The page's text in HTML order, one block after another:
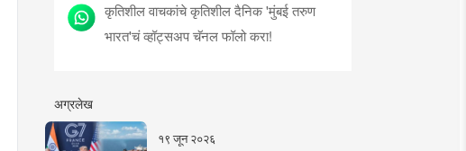
कृतिशील वाचकांचे कृतिशील दैनिक 'मुंबई तरुण
भारत'चं व्हॉट्सअप चॅनल फॉलो करा!
अग्रलेख
१९ जून २०२६